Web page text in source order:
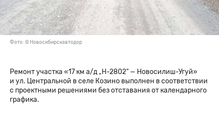
Фото: © Новосибирскавтодор
Ремонт участка «17 км а/д „Н-2802“ — Новосилиш-Угуй»
и ул. Центральной в селе Козино выполнен в соответствии
с проектными решениями без отставания от календарного
графика.